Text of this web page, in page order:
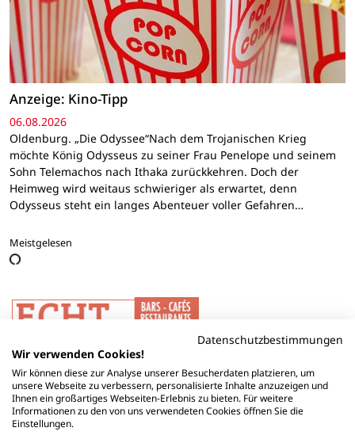
Anzeige: Kino-Tipp
06.08.2026
Oldenburg. „Die Odyssee“Nach dem Trojanischen Krieg
möchte König Odysseus zu seiner Frau Penelope und seinem
Sohn Telemachos nach Ithaka zurückkehren. Doch der
Heimweg wird weitaus schwieriger als erwartet, denn
Odysseus steht ein langes Abenteuer voller Gefahren…
Meistgelesen
Datenschutzbestimmungen
Wir verwenden Cookies!
Wir können diese zur Analyse unserer Besucherdaten platzieren, um
unsere Webseite zu verbessern, personalisierte Inhalte anzuzeigen und
Ihnen ein großartiges Webseiten-Erlebnis zu bieten. Für weitere
Informationen zu den von uns verwendeten Cookies öffnen Sie die
Einstellungen.